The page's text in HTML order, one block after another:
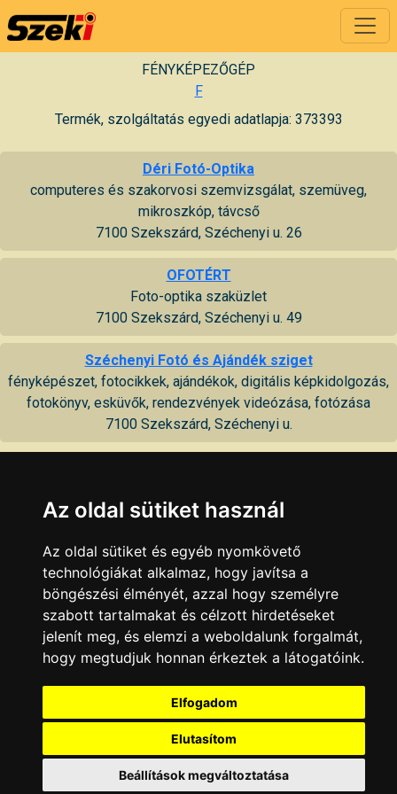
FÉNYKÉPEZŐGÉP
F
Termék, szolgáltatás egyedi adatlapja: 373393
Déri Fotó-Optika
computeres és szakorvosi szemvizsgálat, szemüveg,
mikroszkóp, távcső
7100 Szekszárd, Széchenyi u. 26
OFOTÉRT
Foto-optika szaküzlet
7100 Szekszárd, Széchenyi u. 49
Széchenyi Fotó és Ajándék sziget
fényképészet, fotocikkek, ajándékok, digitális képkidolgozás,
fotokönyv, esküvők, rendezvények videózása, fotózása
7100 Szekszárd, Széchenyi u.
Az oldal sütiket használ
Az oldal sütiket és egyéb nyomkövető
technológiákat alkalmaz, hogy javítsa a
böngészési élményét, azzal hogy személyre
szabott tartalmakat és célzott hirdetéseket
jelenít meg, és elemzi a weboldalunk forgalmát,
hogy megtudjuk honnan érkeztek a látogatóink.
Elfogadom
Elutasítom
Beállítások megváltoztatása